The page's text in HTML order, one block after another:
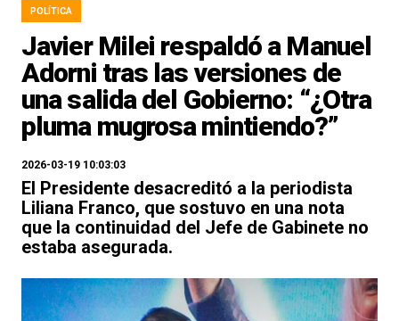
POLÍTICA
Javier Milei respaldó a Manuel
Adorni tras las versiones de
una salida del Gobierno: “¿Otra
pluma mugrosa mintiendo?”
2026-03-19 10:03:03
El Presidente desacreditó a la periodista
Liliana Franco, que sostuvo en una nota
que la continuidad del Jefe de Gabinete no
estaba asegurada.